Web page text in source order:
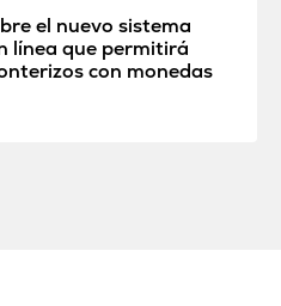
el nuevo sistema
línea que permitirá
con monedas